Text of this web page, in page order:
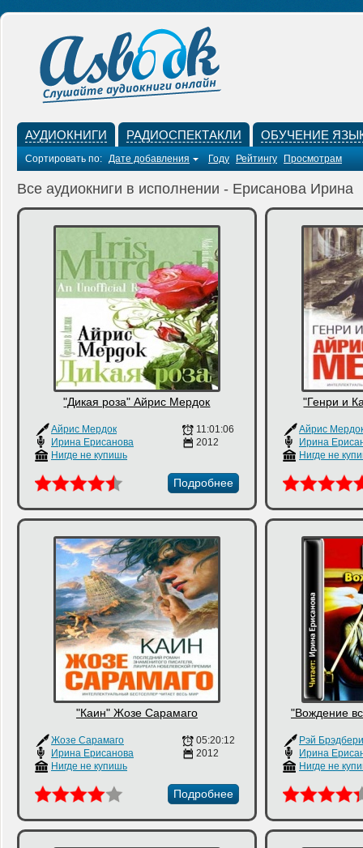
АУДИОКНИГИ РАДИОСПЕКТАКЛИ ОБУЧЕНИЕ
Сортировать по: Дате добавления Году Рейтингу Просмотрам
Все аудиокниги в исполнении - Ерисанова Ирина
"Дикая роза" Айрис Мердок
Айрис Мердок
Ирина Ерисанова
Нигде не купишь
11:01:06
2012
Подробнее
"Генри и
Айрис
Ирина
Нигде не
"Каин" Жозе Сарамаго
Жозе Сарамаго
Ирина Ерисанова
Нигде не купишь
05:20:12
2012
Подробнее
"Вождение
Рэй Брэдбери
Ирина
Нигде не